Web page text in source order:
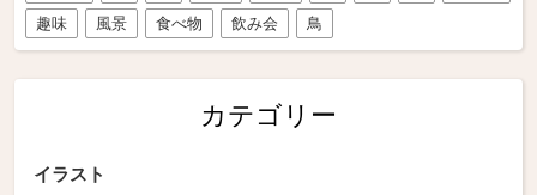
趣味
風景 食べ物 飲み会 鳥
カテゴリー
イラスト